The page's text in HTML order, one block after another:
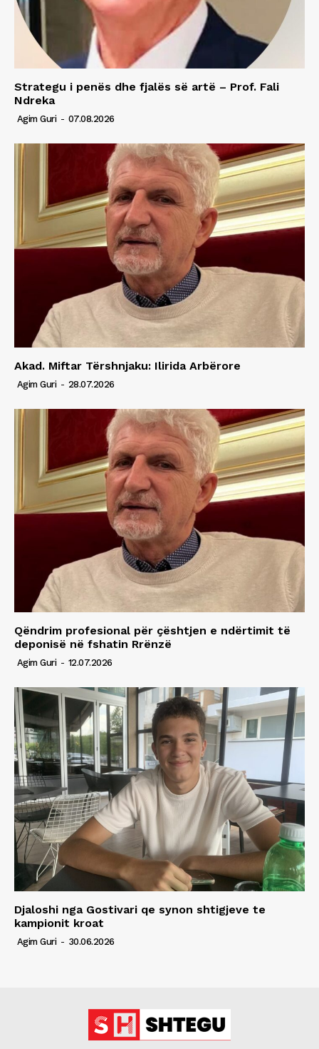
Strategu i penës dhe fjalës së artë – Prof. Fali
Ndreka
Agim Guri - 07.08.2026
Akad. Miftar Tërshnjaku: Ilirida Arbërore
Agim Guri - 28.07.2026
Qëndrim profesional për çështjen e ndërtimit të
deponisë në fshatin Rrënzë
Agim Guri - 12.07.2026
Djaloshi nga Gostivari qe synon shtigjeve te
kampionit kroat
Agim Guri - 30.06.2026